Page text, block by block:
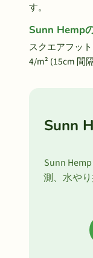
す。
Sunn Hemp
スクエアフッ
4/m² (15cm 間
Sunn
Sunn
測、水や